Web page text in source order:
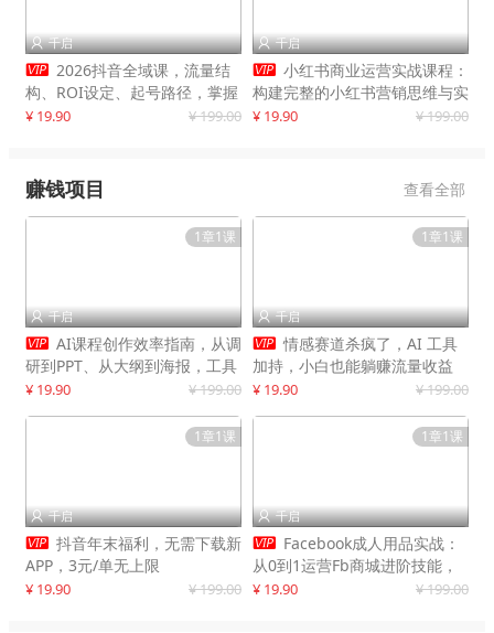
 千启
 2026抖音全域课，流量结
构、ROI设定、起号路径，掌握
平台新规下利润最大化
¥ 19.90 ¥ 199.00
 千启
 小红书商业运营实战课程：
构建完整的小红书营销思维与实
战能力，案例店铺月销破百万！
¥ 19.90 ¥ 199.00
赚钱项目 查看全部
1章1课
 千启
 AI课程创作效率指南，从调
研到PPT、从大纲到海报，工具
赋能，打造可持续变现产品线
¥ 19.90 ¥ 199.00
1章1课
 千启
 情感赛道杀疯了，AI 工具
加持，小白也能躺赚流量收益
¥ 19.90 ¥ 199.00
1章1课
 千启
 抖音年末福利，无需下载新
APP，3元/单无上限
¥ 19.90 ¥ 199.00
1章1课
 千启
 Facebook成人用品实战：
从0到1运营Fb商城进阶技能，
快速提升订单转化与店铺收益
¥ 19.90 ¥ 199.00